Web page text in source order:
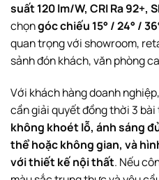
suất 120 lm/W, CRI Ra 92+,
chọngóc chiếu 15° / 24° /
quan trọng với showroom,
sảnh đón khách, văn phòng
Với khách hàng doanh
cần giải quyết đồng thời 3 bài
không khoét lỗ, ánh sáng
thể hoặc không gian, và
với thiết kế nội thất. Nếu